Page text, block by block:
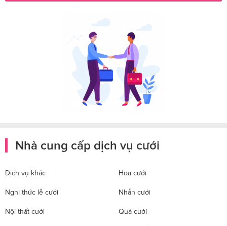
Nhà cung cấp dịch vụ cưới
Dịch vụ khác Hoa cưới
Nghi thức lễ cưới Nhẫn cưới
Nội thất cưới Quà cưới